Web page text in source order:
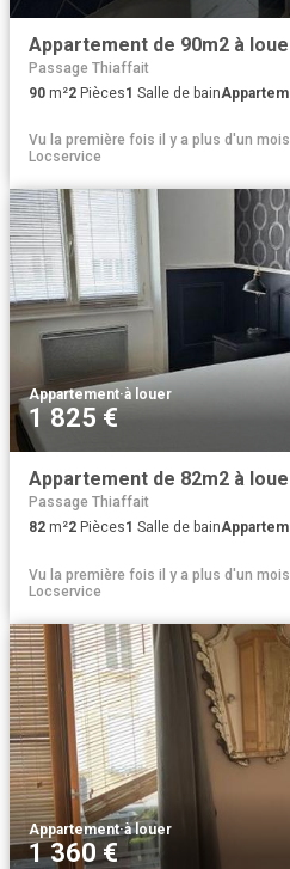
Appartement de 90m2 à
Passage Thiaffait
90 m²2 Pièces1 Salle de bain
Vu la première fois il y a plus d'un mois
Locservice
Appartement·à louer
1 825 €
Appartement de 82m2 à
Passage Thiaffait
82 m²2 Pièces1 Salle de bain
Vu la première fois il y a plus d'un mois
Locservice
Appartement·à louer
1 360 €